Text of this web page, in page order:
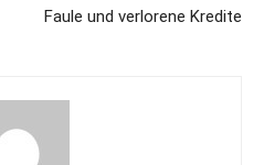
Faule und verlorene Kredite